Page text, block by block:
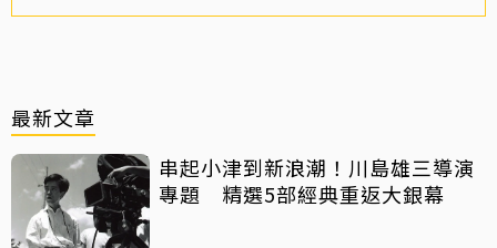
最新文章
串起小津到新浪潮！川島雄三導演
專題 精選5部經典重返大銀幕